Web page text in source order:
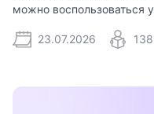
можно воспользоваться
23.07.2026